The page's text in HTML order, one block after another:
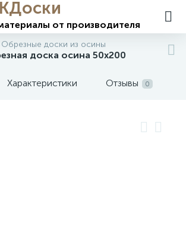
от производителя
Обрезные доски из осины
доска осина 50х200
Характеристики Отзывы 0